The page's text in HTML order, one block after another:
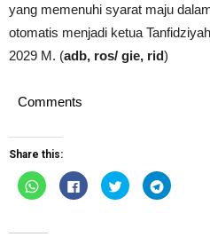
yang memenuhi syarat maju
otomatis menjadi ketua
2029 M. (adb, ros/ gie, rid)
Comments
Share this:
Click
to
share
(Opens
Click
to
share
Click
to
share
Click
to